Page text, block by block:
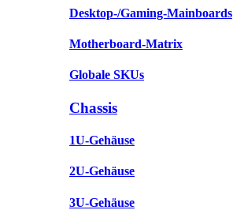
Desktop-/Gaming-Mainboards
Motherboard-Matrix
Globale SKUs
Chassis
1U-Gehäuse
2U-Gehäuse
3U-Gehäuse